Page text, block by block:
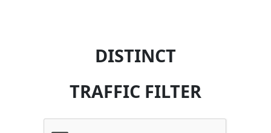
DISTINCT
TRAFFIC FILTER